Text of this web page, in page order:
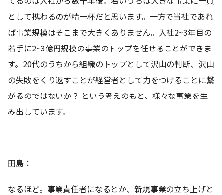
として携わるのが精一杯だと思います。一方で当社であれ
ば事業規模はそこまで大きくありません。入社2~3年目の
若手に2~3億円規模の事業のトップを任せることができま
す。20代のうちから組織のトップとして沢山の判断、沢山
の失敗をくり返すことが経営者として力をつけることに繋
がるのではないか？ という考えのもと、様々な事業を生
み出しています。
田島：
なるほど。事業責任者になるとか、新規事業の立ち上げと